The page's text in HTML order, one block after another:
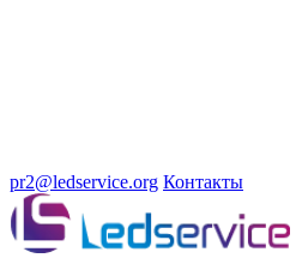
pr2@ledservice.org Контакты